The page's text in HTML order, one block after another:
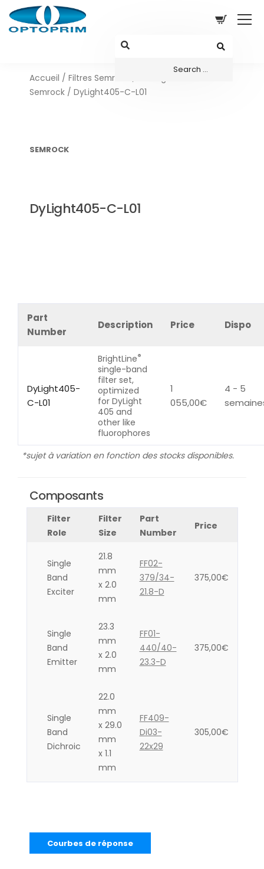
Accueil / Filtres Semrock
Semrock / DyLight405-C-L01
SEMROCK
DyLight405-C-L01
Part
Number
Description Price Dispo
DyLight405-
C-L01
BrightLine®
single-band
filter set,
optimized
for DyLight
405 and
other like
fluorophores
1
055,00€
4 - 5
*sujet à variation en fonction des stocks disponibles.
Composants
Filter
Role
Filter
Size
Part
Number
Price
Single
Band
Exciter
21.8
mm
x 2.0
mm
FF02-
379/34-
21.8-D
375,00€
Single
Band
Emitter
23.3
mm
x 2.0
mm
FF01-
440/40-
23.3-D
375,00€
Single
Band
Dichroic
22.0
mm
x 29.0
mm
x 1.1
mm
FF409-
Di03-
22x29
305,00€
Courbes de réponse